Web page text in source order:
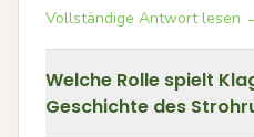
Vollständige Antwort lesen
Welche Rolle spielt
Geschichte des